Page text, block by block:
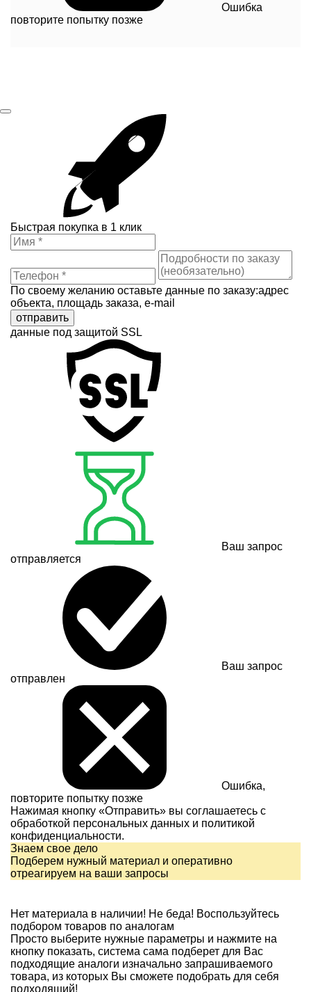
Ошибка
повторите попытку позже
Быстрая покупка в 1 клик
По своему желанию оставьте данные по заказу:адрес
объекта, площадь заказа, e-mail
отправить
данные под защитой SSL
Ваш запрос
отправляется
Ваш запрос
отправлен
Ошибка,
повторите попытку позже
Нажимая кнопку «Отправить» вы соглашаетесь с
обработкой персональных данных и политикой
конфиденциальности.
Знаем свое дело
Подберем нужный материал и оперативно
отреагируем на ваши запросы
Нет материала в наличии! Не беда! Воспользуйтесь
подбором товаров по аналогам
Просто выберите нужные параметры и нажмите на
кнопку показать, система сама подберет для Вас
подходящие аналоги изначально запрашиваемого
товара, из которых Вы сможете подобрать для себя
подходящий!